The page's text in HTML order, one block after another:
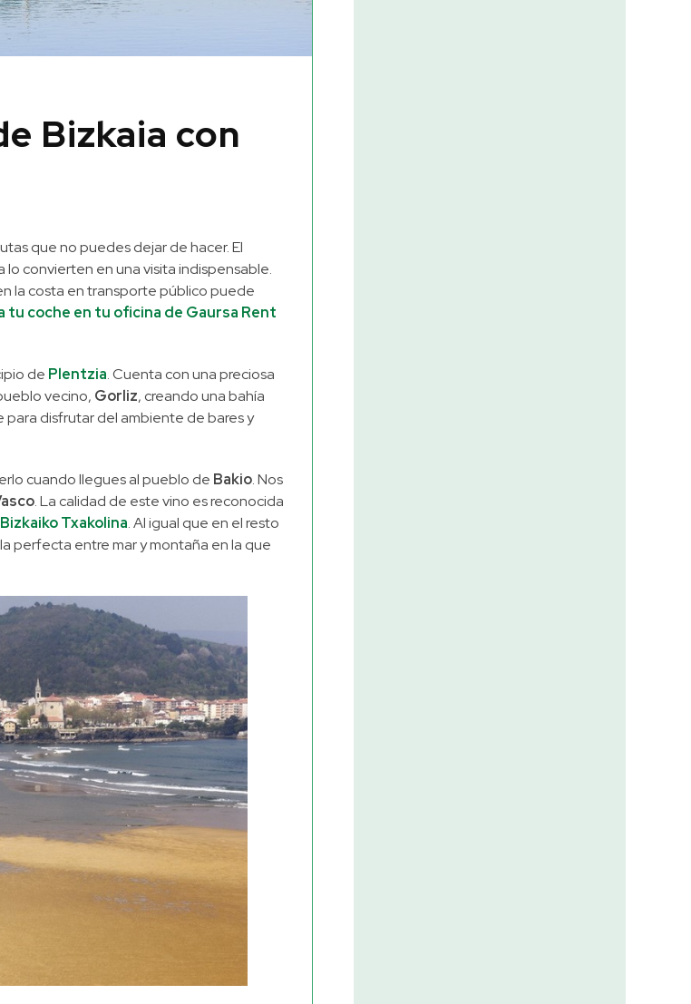
Bizkaia con
que no puedes dejar de hacer. El
convierten en una visita indispensable.
la costa en transporte público puede
tu coche en tu oficina de Gaursa Rent
de Plentzia. Cuenta con una preciosa
vecino, Gorliz, creando una bahía
para disfrutar del ambiente de bares y
cuando llegues al pueblo de Bakio. Nos
. La calidad de este vino es reconocida
Txakolina. Al igual que en el resto
perfecta entre mar y montaña en la que